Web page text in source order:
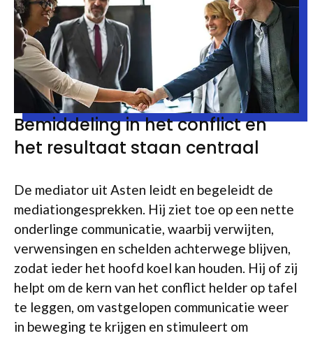
Bemiddeling in het conflict en
het resultaat staan centraal
De mediator uit Asten leidt en begeleidt de
mediationgesprekken. Hij ziet toe op een nette
onderlinge communicatie, waarbij verwijten,
verwensingen en schelden achterwege blijven,
zodat ieder het hoofd koel kan houden. Hij of zij
helpt om de kern van het conflict helder op tafel
te leggen, om vastgelopen communicatie weer
in beweging te krijgen en stimuleert om